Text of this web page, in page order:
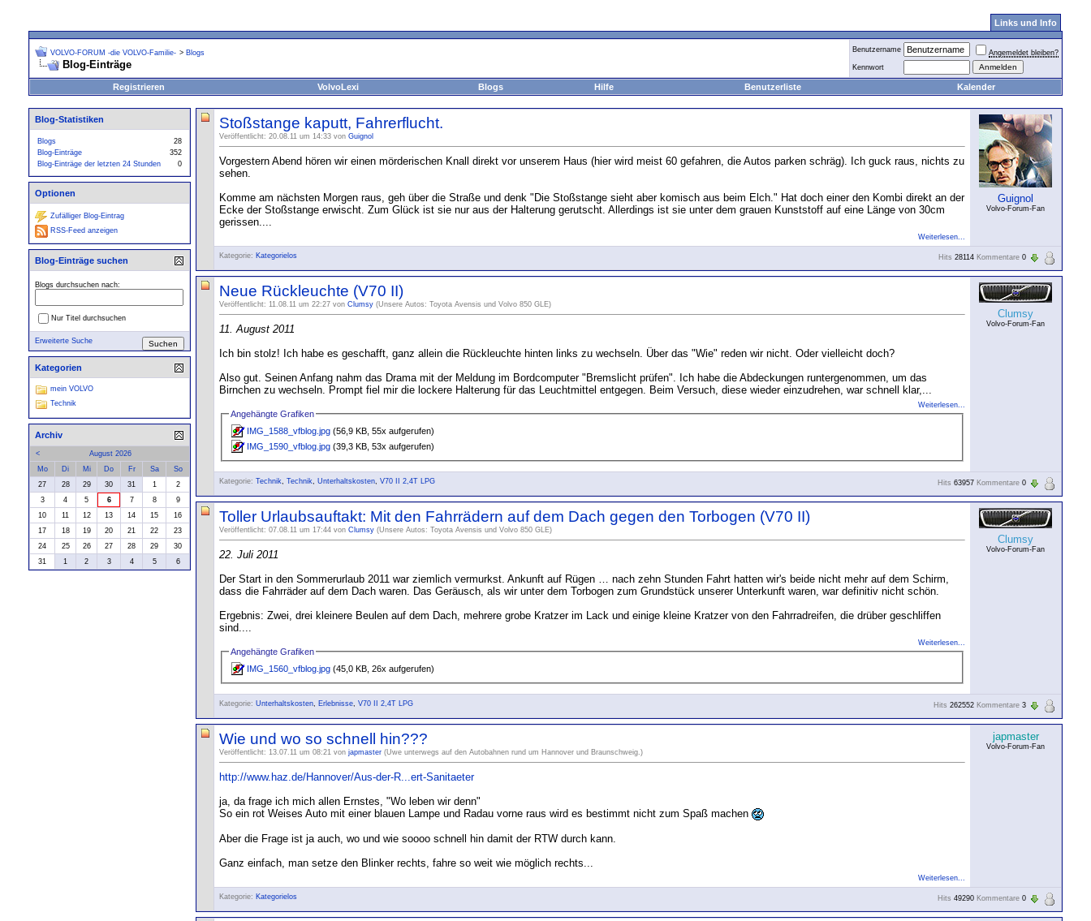
Links und Info
VOLVO-FORUM -die VOLVO-Familie- > Blogs
Blog-Einträge
Benutzername
Angemeldet bleiben?
Kennwort
Registrieren VolvoLexi Blogs Hilfe Benutzerliste Kalender
Stoßstange kaputt, Fahrerflucht.
Veröffentlicht: 20.08.11 um 14:33 von Guignol
Vorgestern Abend hören wir einen mörderischen Knall direkt vor unserem Haus (hier wird meist 60 gefahren, die Autos parken schräg). Ich guck raus, nichts zu
sehen.
Komme am nächsten Morgen raus, geh über die Straße und denk "Die Stoßstange sieht aber komisch aus beim Elch." Hat doch einer den Kombi direkt an der
Ecke der Stoßstange erwischt. Zum Glück ist sie nur aus der Halterung gerutscht. Allerdings ist sie unter dem grauen Kunststoff auf eine Länge von 30cm
gerissen....
Weiterlesen...
Guignol
Volvo-Forum-Fan
Kategorie: Kategorielos Hits 28114 Kommentare 0
Neue Rückleuchte (V70 II)
Veröffentlicht: 11.08.11 um 22:27 von Clumsy (Unsere Autos: Toyota Avensis und Volvo 850 GLE)
11. August 2011
Ich bin stolz! Ich habe es geschafft, ganz allein die Rückleuchte hinten links zu wechseln. Über das "Wie" reden wir nicht. Oder vielleicht doch?
Also gut. Seinen Anfang nahm das Drama mit der Meldung im Bordcomputer "Bremslicht prüfen". Ich habe die Abdeckungen runtergenommen, um das
Birnchen zu wechseln. Prompt fiel mir die lockere Halterung für das Leuchtmittel entgegen. Beim Versuch, diese wieder einzudrehen, war schnell klar,...
Weiterlesen...
Angehängte Grafiken
IMG_1588_vfblog.jpg (56,9 KB, 55x aufgerufen)
IMG_1590_vfblog.jpg (39,3 KB, 53x aufgerufen)
Clumsy
Volvo-Forum-Fan
Kategorie: Technik, Technik, Unterhaltskosten, V70 II 2,4T LPG Hits 63957 Kommentare 0
Toller Urlaubsauftakt: Mit den Fahrrädern auf dem Dach gegen den Torbogen (V70 II)
Veröffentlicht: 07.08.11 um 17:44 von Clumsy (Unsere Autos: Toyota Avensis und Volvo 850 GLE)
22. Juli 2011
Der Start in den Sommerurlaub 2011 war ziemlich vermurkst. Ankunft auf Rügen … nach zehn Stunden Fahrt hatten wir's beide nicht mehr auf dem Schirm,
dass die Fahrräder auf dem Dach waren. Das Geräusch, als wir unter dem Torbogen zum Grundstück unserer Unterkunft waren, war definitiv nicht schön.
Ergebnis: Zwei, drei kleinere Beulen auf dem Dach, mehrere grobe Kratzer im Lack und einige kleine Kratzer von den Fahrradreifen, die drüber geschliffen
sind....
Weiterlesen...
Angehängte Grafiken
IMG_1560_vfblog.jpg (45,0 KB, 26x aufgerufen)
Clumsy
Volvo-Forum-Fan
Kategorie: Unterhaltskosten, Erlebnisse, V70 II 2,4T LPG Hits 262552 Kommentare 3
Wie und wo so schnell hin???
Veröffentlicht: 13.07.11 um 08:21 von japmaster (Uwe unterwegs auf den Autobahnen rund um Hannover und Braunschweig.)
http://www.haz.de/Hannover/Aus-der-R...ert-Sanitaeter
ja, da frage ich mich allen Ernstes, "Wo leben wir denn"
So ein rot Weises Auto mit einer blauen Lampe und Radau vorne raus wird es bestimmt nicht zum Spaß machen
Aber die Frage ist ja auch, wo und wie soooo schnell hin damit der RTW durch kann.
Ganz einfach, man setze den Blinker rechts, fahre so weit wie möglich rechts...
Weiterlesen...
japmaster
Volvo-Forum-Fan
Kategorie: Kategorielos Hits 49290 Kommentare 0
Blog-Statistiken
Blogs
28
Blog-Einträge
352
Blog-Einträge der letzten 24 Stunden
0
Optionen
Zufälliger Blog-Eintrag
RSS-Feed anzeigen
Blog-Einträge suchen
Blogs durchsuchen nach:
Nur Titel durchsuchen
Erweiterte Suche
Kategorien
mein VOLVO
Technik
Archiv
<
August 2026
Mo
Di Mi Do Fr Sa
So
27
28 29 30 31 1
2
3
4 5 6 7 8
9
10
11 12 13 14 15
16
17
18 19 20 21 22
23
24
25 26 27 28 29
30
31
1 2 3 4 5 6